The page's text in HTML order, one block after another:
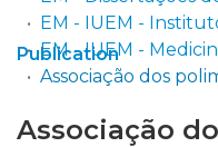
Communities
& Collections
Browse repository
Publication
Associação